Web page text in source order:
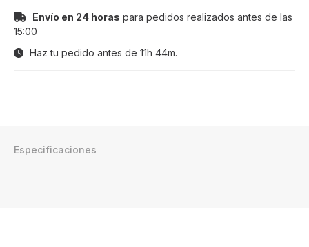
Envío en 24 horas para pedidos realizados antes de las
15:00
Haz tu pedido antes de 11h 44m.
Especificaciones